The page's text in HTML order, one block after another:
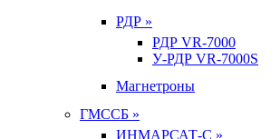
РДР »
РДР VR-7000
У-РДР VR-7000S
Магнетроны
ГМССБ »
ИНМАРСАТ-С »